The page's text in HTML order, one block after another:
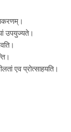
उपयुज्यते।
एव प्रोत्साहयति।